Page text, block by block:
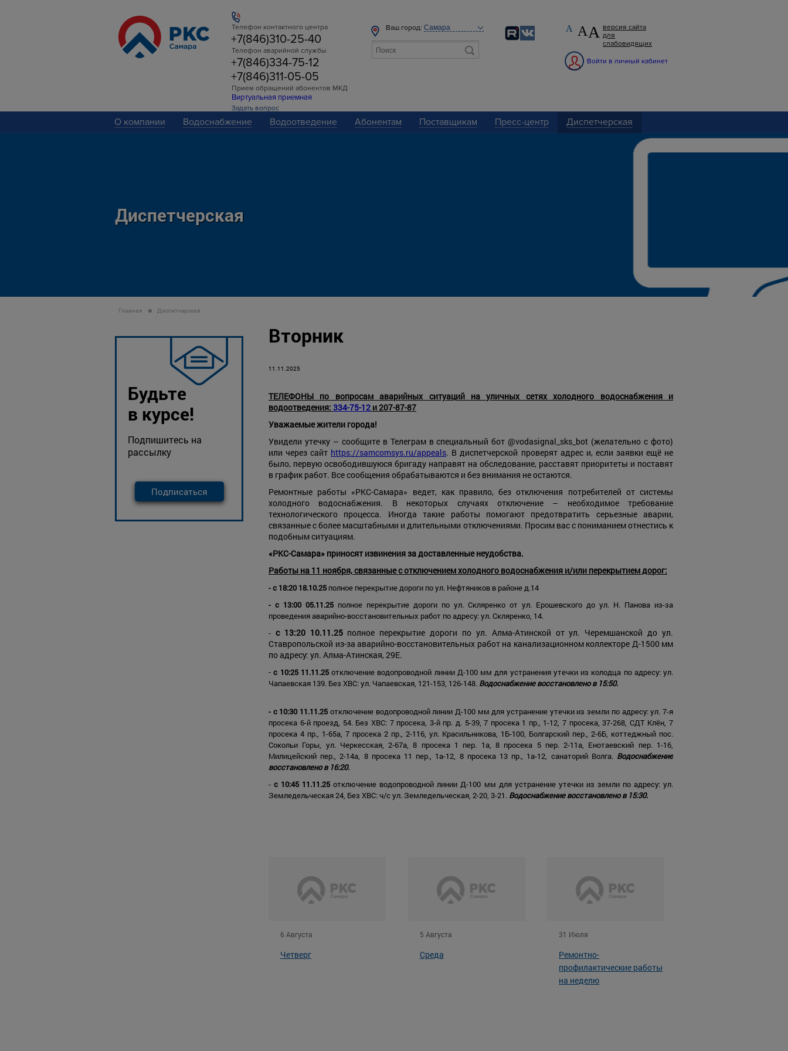
Телефон контактного центра
+7(846)310-25-40
Телефон аварийной службы
+7(846)334-75-12
+7(846)311-05-05
Прием обращений абонентов МКД
Виртуальная приемная
Задать вопрос
Ваш город: А АА версия сайта
для
слабовидящих
Войти в личный кабинет
О компании Водоснабжение Водоотведение Абонентам Поставщикам Пресс-центр Диспетчерская
Диспетчерская
Главная Диспетчерская
Будьте
в курсе!
Подпишитесь на
рассылку
Подписаться
Вторник
11.11.2025
ТЕЛЕФОНЫ по вопросам аварийных ситуаций на уличных сетях холодного водоснабжения и
водоотведения: 334-75-12 и 207-87-87
Уважаемые жители города!
Увидели утечку – сообщите в Телеграм в специальный бот @vodasignal_sks_bot (желательно с фото)
или через сайт https://samcomsys.ru/appeals. В диспетчерской проверят адрес и, если заявки ещё не
было, первую освободившуюся бригаду направят на обследование, расставят приоритеты и поставят
в график работ. Все сообщения обрабатываются и без внимания не остаются.
Ремонтные работы «РКС-Самара» ведет, как правило, без отключения потребителей от системы
холодного водоснабжения. В некоторых случаях отключение – необходимое требование
технологического процесса. Иногда такие работы помогают предотвратить серьезные аварии,
связанные с более масштабными и длительными отключениями. Просим вас с пониманием отнестись к
подобным ситуациям.
«РКС-Самара» приносят извинения за доставленные неудобства.
Работы на 11 ноября, связанные с отключением холодного водоснабжения и/или перекрытием дорог:
- с 18:20 18.10.25 полное перекрытие дороги по ул. Нефтяников в районе д.14
- с 13:00 05.11.25 полное перекрытие дороги по ул. Скляренко от ул. Ерошевского до ул. Н. Панова из-за
проведения аварийно-восстановительных работ по адресу: ул. Скляренко, 14.
- с 13:20 10.11.25полное перекрытие дороги по ул. Алма-Атинской от ул. Черемшанской до ул.
Ставропольской из-за аварийно-восстановительных работ на канализационном коллекторе Д-1500 мм
по адресу: ул. Алма-Атинская, 29Е.
-с 10:25 11.11.25отключение водопроводной линии Д-100 мм для устранения утечки из колодца по адресу: ул.
Чапаевская 139. Без ХВС: ул. Чапаевская, 121-153, 126-148. Водоснабжение восстановлено в 15:50.
- с 10:30 11.11.25 отключение водопроводной линии Д-100 мм для устранение утечки из земли по адресу: ул. 7-я
просека 6-й проезд, 54. Без ХВС: 7 просека, 3-й пр. д. 5-39, 7 просека 1 пр., 1-12, 7 просека, 37-268, СДТ Клён, 7
просека 4 пр., 1-65а, 7 просека 2 пр., 2-116, ул. Красильникова, 1Б-100, Болгарский пер., 2-6Б, коттеджный пос.
Сокольи Горы, ул. Черкесская, 2-67а, 8 просека 1 пер. 1а, 8 просека 5 пер. 2-11а, Енотаевский пер. 1-16,
Милицейский пер., 2-14а, 8 просека 11 пер., 1а-12, 8 просека 13 пр., 1а-12, санаторий Волга. Водоснабжение
восстановлено в 16:20.
-с 10:45 11.11.25 отключение водопроводной линии Д-100 мм для устранение утечки из земли по адресу: ул.
Земледельческая 24, Без ХВС: ч/с ул. Земледельческая, 2-20, 3-21. Водоснабжение восстановлено в 15:30.
6 Августа
Четверг
5 Августа
Среда
31 Июля
Ремонтно-
профилактические работы
на неделю